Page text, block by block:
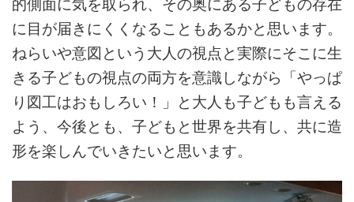
的側面に気を取られ、その奥にある子どもの存在
に目が届きにくくなることもあるかと思います。
ねらいや意図という大人の視点と実際にそこに生
きる子どもの視点の両方を意識しながら「やっぱ
り図工はおもしろい！」と大人も子どもも言える
よう、今後とも、子どもと世界を共有し、共に造
形を楽しんでいきたいと思います。